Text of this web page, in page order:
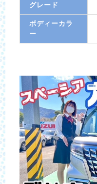
グレード
ボディーカラ
ー